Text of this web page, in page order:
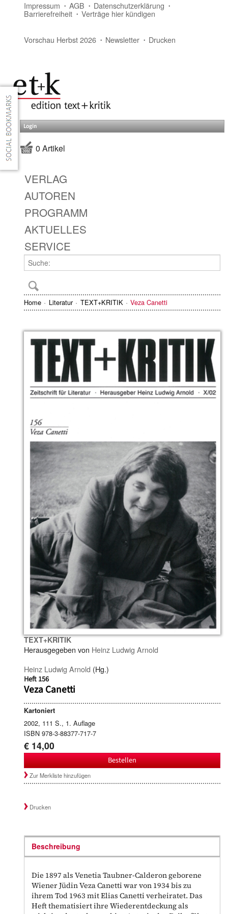
Impressum AGB Datenschutzerklärung
Barrierefreiheit Verträge hier kündigen
Vorschau Herbst 2026 Newsletter Drucken
Login
0 Artikel
VERLAG
AUTOREN
PROGRAMM
AKTUELLES
SERVICE
Home Literatur TEXT+KRITIK Veza Canetti
TEXT+KRITIK
Herausgegeben von Heinz Ludwig Arnold
Heinz Ludwig Arnold (Hg.)
Heft 156
Veza Canetti
Kartoniert
2002, 111 S., 1. Auflage
ISBN 978-3-88377-717-7
€ 14,00
Bestellen
Zur Merkliste hinzufügen
Drucken
Beschreibung
Die 1897 als Venetia Taubner-Calderon geborene
Wiener Jüdin Veza Canetti war von 1934 bis zu
ihrem Tod 1963 mit Elias Canetti verheiratet. Das
Heft thematisiert ihre Wiederentdeckung als